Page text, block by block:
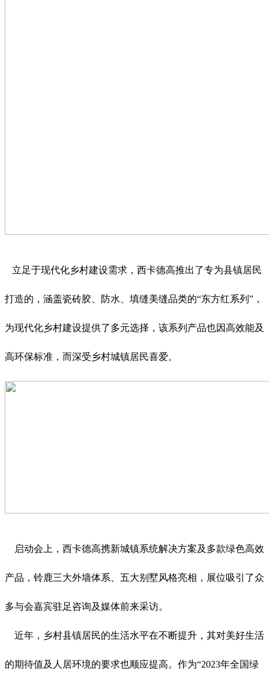
立足于现代化乡村建设需求，西卡德高推出了专为县镇居民
打造的，涵盖瓷砖胶、防水、填缝美缝品类的“东方红系列”，
为现代化乡村建设提供了多元选择，该系列产品也因高效能及
高环保标准，而深受乡村城镇居民喜爱。
启动会上，西卡德高携新城镇系统解决方案及多款绿色高效
产品，铃鹿三大外墙体系、五大别墅风格亮相，展位吸引了众
多与会嘉宾驻足咨询及媒体前来采访。
近年，乡村县镇居民的生活水平在不断提升，其对美好生活
的期待值及人居环境的要求也顺应提高。作为“2023年全国绿